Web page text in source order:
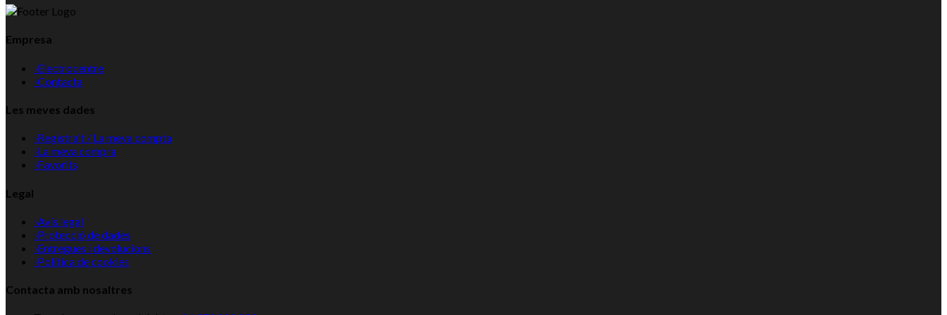
Empresa
›Electrocentre
›Contacta
Les meves dades
›Registra't / La meva compta
›La meva compra
›Favorits
Legal
›Avís legal
›Protecció de dades
›Entregues i devolucions
›Política de cookies
Contacta amb nosaltres